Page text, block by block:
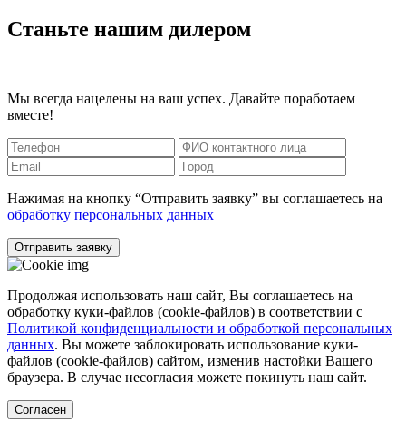
Станьте нашим дилером
Мы всегда нацелены на ваш успех. Давайте поработаем
вместе!
Нажимая на кнопку “Отправить заявку” вы соглашаетесь на
обработку персональных данных
Отправить заявку
Продолжая использовать наш сайт, Вы соглашаетесь на
обработку куки-файлов (cookie-файлов) в соответствии с
Политикой конфиденциальности и обработкой персональных
данных. Вы можете заблокировать использование куки-
файлов (cookie-файлов) сайтом, изменив настойки Вашего
браузера. В случае несогласия можете покинуть наш сайт.
Согласен